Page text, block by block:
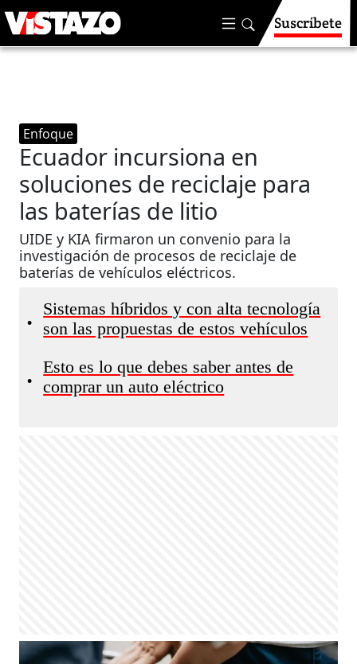
Suscríbete
Enfoque
Ecuador incursiona en
soluciones de reciclaje para
las baterías de litio
UIDE y KIA firmaron un convenio para la
investigación de procesos de reciclaje de
baterías de vehículos eléctricos.
•
Sistemas híbridos y con alta tecnología
son las propuestas de estos vehículos
•
Esto es lo que debes saber antes de
comprar un auto eléctrico